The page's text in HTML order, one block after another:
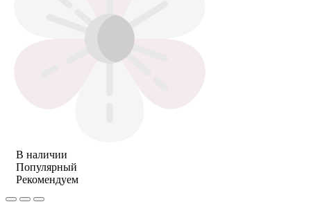
В наличии
Популярный
Рекомендуем